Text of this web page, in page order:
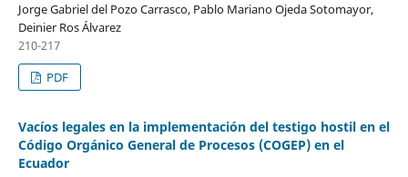
Jorge Gabriel del Pozo Carrasco, Pablo Mariano Ojeda Sotomayor,
Deinier Ros Álvarez
210-217
PDF
Vacíos legales en la implementación del testigo hostil en el
Código Orgánico General de Procesos (COGEP) en el
Ecuador